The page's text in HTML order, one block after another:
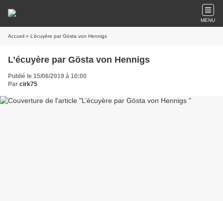
MENU
Accueil » L’écuyère par Gösta von Hennigs
L’écuyère par Gösta von Hennigs
Publié le 15/06/2019 à 10:00
Par cirk75